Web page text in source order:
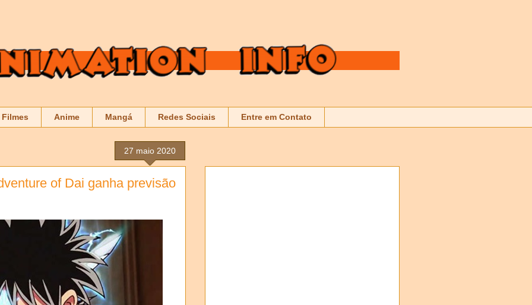
Filmes Anime Mangá Redes Sociais Entre em Contato
27 maio 2020
of Dai ganha previsão